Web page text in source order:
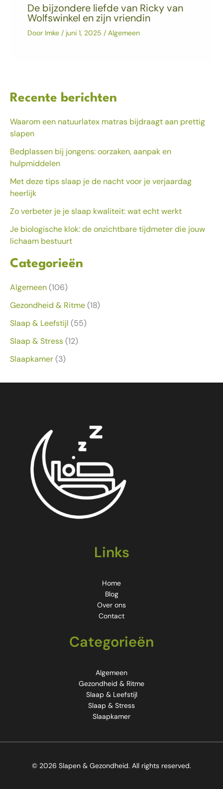
De bijzondere liefde van Ricky van
Wolfswinkel en zijn vriendin
Door Imke / juni 1, 2025 / Algemeen
Recente berichten
Waarom een natuurlatex matras bijdraagt aan prettig
slapen
Bedplassen bij jongens: oorzaken, aanpak en
hulpmiddelen
Met deze tips slaap je de nacht voor je verjaardag
heerlijk
Zo verbeter je je slaap kwaliteit: wat echt werkt
Je biologische klok: de onzichtbare tijdmeter die jouw
lichaam bestuurt
Categorieën
Algemeen(106)
Gezondheid & Ritme(18)
Slaap & Leefstijl (55)
Slaap & Stress(12)
Slaapkamer(3)
Links
Home
Blog
Over ons
Contact
Categorieën
Algemeen
Gezondheid & Ritme
Slaap & Leefstijl
Slaap & Stress
Slaapkamer
© 2026 Slapen & Gezondheid. All rights reserved.